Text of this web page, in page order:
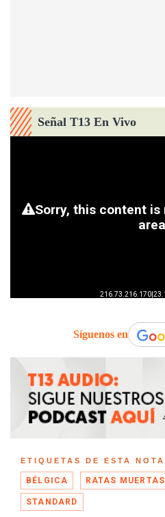
Señal T13 En Vivo
Síguenos en
ETIQUETAS DE ESTA NOTA
BÉLGICA RATAS MUERTAS
STANDARD